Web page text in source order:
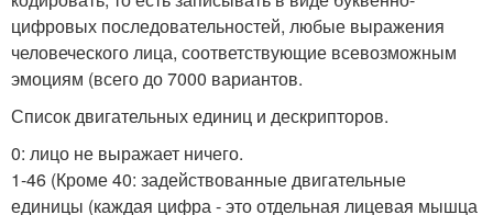
цифровых последовательностей, любые выражения
человеческого лица, соответствующие всевозможным
эмоциям (всего до 7000 вариантов.
Список двигательных единиц и дескрипторов.
0: лицо не выражает ничего.
1-46 (Кроме 40: задействованные двигательные
единицы (каждая цифра - это отдельная лицевая мышца